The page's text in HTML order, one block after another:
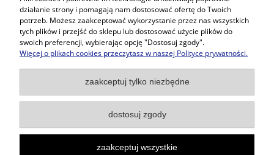
handlowy@prosper.com.pl
Informacje
Pomoc w zakupach
Popularne kategorie
działanie strony i pomagają nam dostosować ofertę do Twoich
potrzeb. Możesz zaakceptować wykorzystanie przez nas wszystkich
tych plików i przejść do sklepu lub dostosować użycie plików do
swoich preferencji, wybierając opcję "Dostosuj zgody".
Więcej o plikach cookies przeczytasz w naszej Polityce prywatności.
zaakceptuj tylko niezbędne
dostosuj zgody
zaakceptuj wszystkie